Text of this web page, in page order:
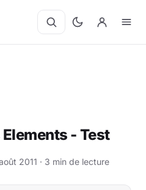
- Test
2011 · 3 min de lecture